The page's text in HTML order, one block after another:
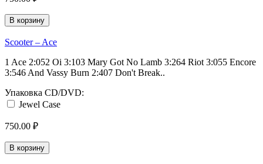
В корзину
Scooter ‎– Ace
1 Ace 2:052 Oi 3:103 Mary Got No Lamb 3:264 Riot 3:055 Encore
3:546 And Vassy Burn 2:407 Don't Break..
Упаковка CD/DVD:
Jewel Case
750.00 ₽
В корзину